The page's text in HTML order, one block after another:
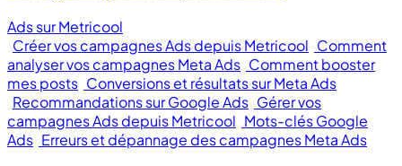
Ads sur Metricool
Créer vos campagnes Ads depuis Metricool Comment
analyser vos campagnes Meta Ads Comment booster
mes posts Conversions et résultats sur Meta Ads
Recommandations sur Google Ads Gérer vos
campagnes Ads depuis Metricool Mots-clés Google
Ads Erreurs et dépannage des campagnes Meta Ads